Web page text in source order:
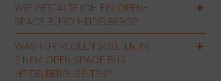
WIE GESTALTE ICH EIN OPEN-
SPACE BÜRO HEIDELBERG?
WAS FÜR REGELN SOLLTEN IN
EINEM OPEN SPACE BÜR
HEIDELBERG GELTEN?